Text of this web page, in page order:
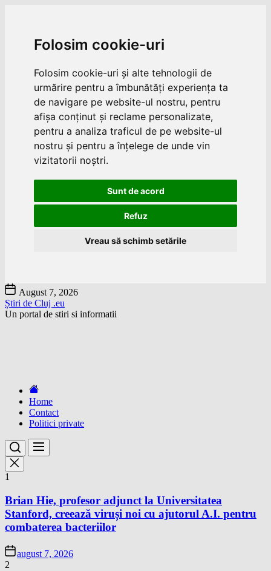
Folosim cookie-uri
Folosim cookie-uri și alte tehnologii de
urmărire pentru a îmbunătăți experiența ta
de navigare pe website-ul nostru, pentru
afișa conținut și reclame personalizate,
pentru a analiza traficul de pe website-ul
nostru și pentru a înțelege de unde vin
vizitatorii noștri.
Sunt de acord
Refuz
Vreau să schimb setările
Skip
to
the
content
August 7, 2026
Știri de Cluj .eu
Un portal de stiri si informatii
Home
Contact
Politici private
1
Brian Hie, profesor adjunct la Universitatea
Stanford, creează viruși noi cu ajutorul A.I. pentru
combaterea bacteriilor
august 7, 2026
2